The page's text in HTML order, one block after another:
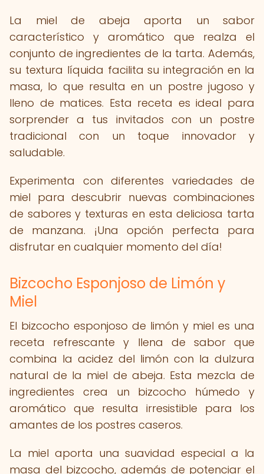
La miel de abeja aporta un sabor
característico y aromático que realza el
conjunto de ingredientes de la tarta. Además,
su textura líquida facilita su integración en la
masa, lo que resulta en un postre jugoso y
lleno de matices. Esta receta es ideal para
sorprender a tus invitados con un postre
tradicional con un toque innovador y
saludable.
Experimenta con diferentes variedades de
miel para descubrir nuevas combinaciones
de sabores y texturas en esta deliciosa tarta
de manzana. ¡Una opción perfecta para
disfrutar en cualquier momento del día!
Bizcocho Esponjoso de Limón y
Miel
El bizcocho esponjoso de limón y miel es una
receta refrescante y llena de sabor que
combina la acidez del limón con la dulzura
natural de la miel de abeja. Esta mezcla de
ingredientes crea un bizcocho húmedo y
aromático que resulta irresistible para los
amantes de los postres caseros.
La miel aporta una suavidad especial a la
masa del bizcocho, además de potenciar el